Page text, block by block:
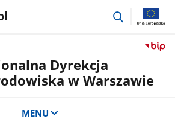
przejdź
Dyrekcja
w Warszawie
MENU